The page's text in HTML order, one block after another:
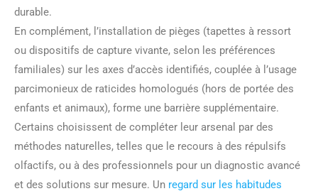
durable.
En complément, l’installation de pièges (tapettes à ressort
ou dispositifs de capture vivante, selon les préférences
familiales) sur les axes d’accès identifiés, couplée à l’usage
parcimonieux de raticides homologués (hors de portée des
enfants et animaux), forme une barrière supplémentaire.
Certains choisissent de compléter leur arsenal par des
méthodes naturelles, telles que le recours à des répulsifs
olfactifs, ou à des professionnels pour un diagnostic avancé
et des solutions sur mesure. Un regard sur les habitudes